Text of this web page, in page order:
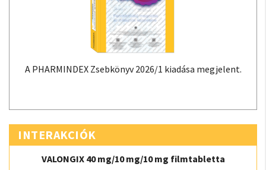
A PHARMINDEX Zsebkönyv 2026/1 kiadása megjelent.
INTERAKCIÓK
VALONGIX 40 mg/10 mg/10 mg filmtabletta